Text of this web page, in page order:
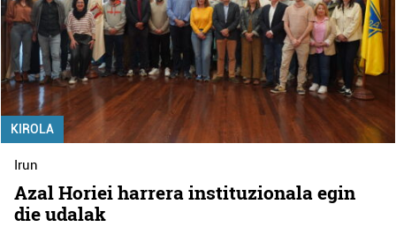
KIROLA
Irun
Azal Horiei harrera instituzionala egin
die udalak